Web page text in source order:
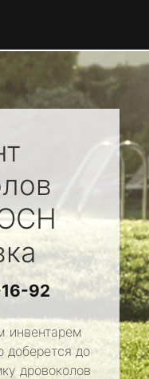
92
инвентарем
доберется до
дровоколов